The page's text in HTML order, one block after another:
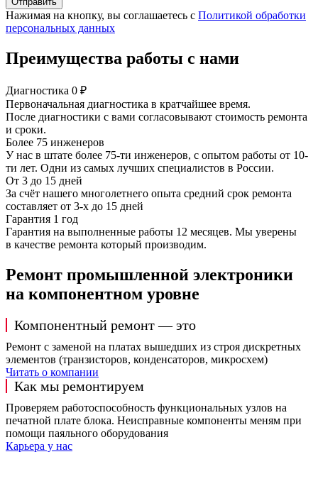
Нажимая на кнопку, вы соглашаетесь с Политикой обработки
персональных данных
Преимущества работы с нами
Диагностика 0 ₽
Первоначальная диагностика в кратчайшее время.
После диагностики с вами согласовывают стоимость ремонта
и сроки.
Более 75 инженеров
У нас в штате более 75-ти инженеров, с опытом работы от 10-
ти лет. Одни из самых лучших специалистов в России.
От 3 до 15 дней
За счёт нашего многолетнего опыта средний срок ремонта
составляет от 3-х до 15 дней
Гарантия 1 год
Гарантия на выполненные работы 12 месяцев. Мы уверены
в качестве ремонта который производим.
Ремонт промышленной электроники
на компонентном уровне
Компонентный ремонт — это
Ремонт с заменой на платах вышедших из строя дискретных
элементов (транзисторов, конденсаторов, микросхем)
Читать о компании
Как мы ремонтируем
Проверяем работоспособность функциональных узлов на
печатной плате блока. Неисправные компоненты меням при
помощи паяльного оборудования
Карьера у нас